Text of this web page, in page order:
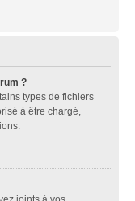
?
types de fichiers
à être chargé,